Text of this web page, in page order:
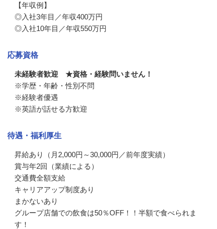
【年収例】
◎入社3年目／年収400万円
◎入社10年目／年収550万円
応募資格
未経験者歓迎 ★資格・経験問いません！
※学歴・年齢・性別不問
※経験者優遇
※英語が話せる方歓迎
待遇・福利厚生
昇給あり（月2,000円～30,000円／前年度実績）
賞与年2回（業績による）
交通費全額支給
キャリアアップ制度あり
まかないあり
グループ店舗での飲食は50％OFF！！半額で食べられま
す！